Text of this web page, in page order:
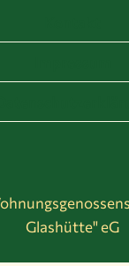
Glashütte" eG